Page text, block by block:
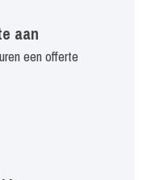
aan
een offerte